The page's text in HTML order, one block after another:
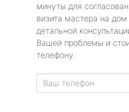
минуты для
визита мастера на
детальной
Вашей проблемы и
телефону.